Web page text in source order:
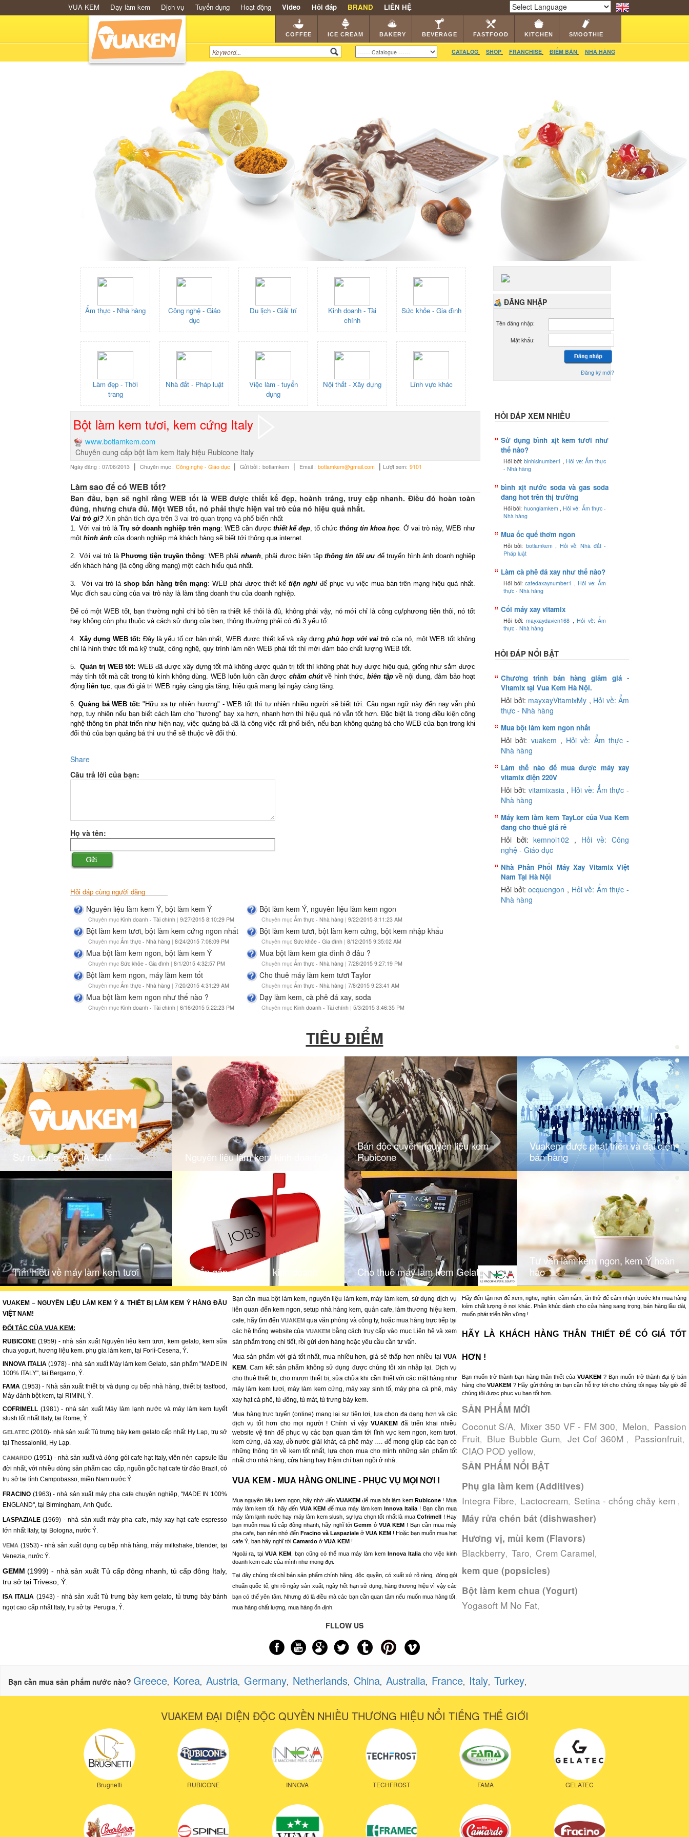
SHOP KEM NGON HẠT CAFE NHÀ HÀNG VIDEO HỎI ĐÁP LIÊN HỆ
VUA KEM Dạy làm kem Dịch vụ Tuyển dụng Hoạt động Video Hỏi đáp BRAND LIÊN HỆ
Powered by Translate
COFFEE ICE CREAM BAKERY BEVERAGE FASTFOOD KITCHEN SMOOTHIE
CATALOG SHOP FRANCHISE ĐIỂM BÁN NHÀ HÀNG
Ẩm thực - Nhà hàng
Công nghệ - Giáo
dục
Du lịch - Giải trí
Kinh doanh - Tài
chính
Sức khỏe - Gia đình
Làm đẹp - Thời
trang
Nhà đất - Pháp luật
Việc làm - tuyển
dụng
Nội thất - Xây dựng Lĩnh vực khác
ĐĂNG NHẬP
Tên đăng nhập:
Mật khẩu:
Đăng ký mới?
Bột làm kem tươi, kem cứng Italy
www.botlamkem.com
Chuyên cung cấp bột làm kem Italy hiệu Rubicone Italy
Ngày đăng : 07/06/2013 | Chuyên mục : Công nghệ - Giáo dục | Gửi bởi : botlamkem | Email : botlamkem@gmail.com | Lượt xem: 9101
Làm sao để có WEB tốt?
Ban đầu, bạn sẽ nghĩ rằng WEB tốt là WEB được thiết kế đẹp, hoành tráng, truy cập nhanh. Điều đó hoàn toàn
đúng, nhưng chưa đủ. Một WEB tốt, nó phải thực hiện vai trò của nó hiệu quả nhất.
Vai trò gì? Xin phân tích dựa trên 3 vai trò quan trọng và phổ biến nhất
1.
Với vai trò là Trụ sở doanh nghiệp trên mạng: WEB cần được thiết kế đẹp , tổ chức thông tin khoa học Ở vai trò này, WEB như
một hình ảnh của doanh nghiệp mà khách hàng sẽ biết tới thông qua internet.
2. Với vai trò làPhương tiện truyền thông: WEB phải nhanh, phải được biên tậpthông tin tối ưu để truyển hình ảnh doanh nghiệp
đến khách hàng (là cộng đồng mạng) một cách hiểu quả nhất.
3. Với vai trò làshop bán hàng trên mạng: WEB phải được thiết kếtiện nghiđể phục vụ việc mua bán trên mạng hiệu quả nhất.
Mục đích sau cùng của vai trò này là làm tăng doanh thu của doanh nghiệp.
Để có một WEB tốt, bạn thường nghỉ chỉ bỏ tiền ra thiết kế thôi là đủ, không phải vậy, nó mới chỉ là công cụ/phương tiện thôi, nó tốt
hay không còn phụ thuộc và cách sử dụng của bạn, thông thường phải có đủ 3 yếu tố:
4. Xây dựng WEB tốt: Đây là yếu tố cơ bản nhất, WEB được thiết kế và xây dựng phù hợp với vai trò của nó, một WEB tốt không
chỉ là hình thức tốt mà kỹ thuật, công nghệ, quy trình làm nên WEB phải tốt thì mới đảm bảo chất lượng WEB tốt.
5. Quản trị WEB tốt: WEB đã được xây dựng tốt mà không được quản trị tốt thì không phát huy được hiệu quả, giống như sắm được
máy tính tốt mà cất trong tủ kính không dùng. WEB luôn luôn cần được chăm chútvề hình thức,biên tậpvề nội dung, đảm bảo hoạt
động liên tục , qua đó giá trị WEB ngày càng gia tăng, hiệu quả mang lại ngày càng tăng.
6. Quảng bá WEB tốt: "Hữu xạ tự nhiên hương" - WEB tốt thì tự nhiên nhiều người sẽ biết tới. Câu ngạn ngữ này đến nay vẫn phù
hợp, tuy nhiên nếu bạn biết cách làm cho "hương" bay xa hơn, nhanh hơn thì hiệu quả nó vẫn tốt hơn. Đặc biệt là trong điều kiện công
nghệ thông tin phát triển như hiện nay, việc quảng bá đã là công việc rất phổ biến, nếu bạn không quảng bá cho WEB của bạn trong khi
đối thủ của bạn quảng bá thì ưu thế sẽ thuộc về đối thủ.
Share
Câu trả lời của bạn:
Họ và tên:
Hỏi đáp cùng người đăng
Nguyên liệu làm kem Ý, bột làm kem Ý
Chuyên mục Kinh doanh - Tài chính | 9/27/2015 8:10:29 PM
Bột làm kem Ý, nguyên liệu làm kem ngon
Chuyên mục Ẩm thực - Nhà hàng | 9/22/2015 8:11:23 AM
Bột làm kem tươi, bột làm kem cứng ngon nhất
Chuyên mục Ẩm thực - Nhà hàng | 8/24/2015 7:08:09 PM
Bột làm kem tươi, bột làm kem cứng, bột kem nhập khẩu
Chuyên mục Sức khỏe - Gia đình | 8/12/2015 9:35:02 AM
Mua bột làm kem ngon, bột làm kem Ý
Chuyên mục Sức khỏe - Gia đình | 8/1/2015 4:32:57 PM
Mua bột làm kem gia đình ở đâu ?
Chuyên mục Ẩm thực - Nhà hàng | 7/28/2015 9:27:19 PM
Bột làm kem ngon, máy làm kem tốt
Chuyên mục Ẩm thực - Nhà hàng | 7/20/2015 4:31:29 AM
Cho thuê máy làm kem tươi Taylor
Chuyên mục Ẩm thực - Nhà hàng | 7/8/2015 9:23:41 AM
Mua bột làm kem ngon như thế nào ?
Chuyên mục Kinh doanh - Tài chính | 6/16/2015 5:22:23 PM
Dạy làm kem, cà phê đá xay, soda
Chuyên mục Kinh doanh - Tài chính | 5/3/2015 3:46:35 PM
HỎI ĐÁP XEM NHIỀU
Sử dụng bình xịt kem tươi như
thế nào?
Hỏi bởi:binhisinumber1 ,Hỏi về: Ẩm thực
- Nhà hàng
bình xịt nước soda và gas soda
đang hot trên thị trường
Hỏi bởi: huonglamkem
Hỏi về: Ẩm thực -
Nhà hàng
Mua ốc quế thơm ngon
Hỏi bởi: botlamkem
Hỏi về: Nhà đất -
Pháp luật
Làm cà phê đá xay như thế nào?
Hỏi bởi: cafedaxaynumber1
Hỏi về: Ẩm
thực - Nhà hàng
Cối máy xay vitamix
Hỏi bởi: mayxaydavien168
Hỏi về: Ẩm
thực - Nhà hàng
HỎI ĐÁP NỔI BẬT
Chương trình bán hàng giảm giá -
Vitamix tại Vua Kem Hà Nội.
Hỏi bởi: mayxayVitamixMy , Hỏi về: Ẩm
thực - Nhà hàng
Mua bột làm kem ngon nhất
Hỏi bởi: vuakem , Hỏi về: Ẩm thực -
Nhà hàng
Làm thế nào để mua được máy xay
vitamix điện 220V
Hỏi bởi: vitamixasia , Hỏi về: Ẩm thực -
Nhà hàng
Máy kem làm kem TayLor của Vua Kem
đang cho thuê giá rẻ
Hỏi bởi:kemnoi102 , Hỏi về: Công
nghệ - Giáo dục
Nhà Phân Phối Máy Xay Vitamix Việt
Nam Tại Hà Nội
Hỏi bởi:ocquengon , Hỏi về: Ẩm thực -
Nhà hàng
TIÊU ĐIỂM
Sự ra đời của VUA KEM Nguyên liệu làm kem kinh doanh ?
Bán độc quyền nguyên liệu kem
Rubicone
Vuakem được phát triển và đại diện
bán hàng
Tìm hiểu về máy làm kem tươi Tuyển gấp nhân viên kinh doanh Cho thuê máy làm kem Gelato
Tư vấn làm kem ngon, kem Ý hoàn
hảo
VUAKEM – NGUYÊN LIỆU LÀM KEM Ý & THIẾT BỊ LÀM KEM Ý HÀNG ĐẦU
VIỆT NAM!
ĐỐI TÁC CỦA VUA KEM:
RUBICONE (1959) - nhà sản xuất Nguyên liệu kem tươi, kem gelato, kem sữa
chua yogurt, hương liệu kem. phụ gia làm kem, tại Forlì-Cesena, Ý.
INNOVA ITALIA (1978) - nhà sản xuất Máy làm kem Gelato, sản phẩm "MADE IN
100% ITALY", tại Bergamo, Ý.
FAMA (1953) - Nhà sản xuất thiết bị và dụng cụ bếp nhà hàng, thiết bị fastfood,
Máy đánh bột kem, tại RIMINI, Ý.
COFRIMELL (1981) - nhà sản xuất Máy làm lạnh nước và máy làm kem tuyết
slush tốt nhất Italy, tại Rome, Ý.
GELATEC (2010)- nhà sản xuất Tủ trưng bày kem gelato cấp nhất Hy Lạp, trụ sở
tại Thessaloniki, Hy Lạp.
CAMARDO (1951) - nhà sản xuất và đóng gói cafe hạt Italy, viên nén capsule lâu
đời nhất, với nhiều dòng sản phẩm cao cấp, nguồn gốc hạt cafe từ đảo Brazil, có
trụ sở tại tỉnh Campobasso, miền Nam nước Ý.
FRACINO (1963) - nhà sản xuất máy pha cafe chuyên nghiệp, "MADE IN 100%
ENGLAND", tại Birmingham, Anh Quốc.
LASPAZIALE (1969) - nhà sản xuất máy pha cafe, máy xay hạt cafe espresso
lớn nhất Italy, tại Bologna, nước Ý.
VEMA (1953) - nhà sản xuất dụng cụ bếp nhà hàng, máy milkshake, blender, tại
Venezia, nước Ý.
GEMM (1999) - nhà sản xuất Tủ cấp đông nhanh, tủ cấp đông Italy,
trụ sở tại Triveso, Ý.
ISA ITALIA (1943) - nhà sản xuất Tủ trưng bày kem gelato, tủ trưng bày bánh
ngọt cao cấp nhất Italy, trụ sở tại Perugia, Ý.
Bạn cần mua bột làm kem, nguyên liệu làm kem, máy làm kem, sử dụng dịch vụ
liên quan đến kem ngon, setup nhà hàng kem, quán cafe, làm thương hiệu kem,
cafe, hãy tìm đến VUAKEM qua văn phòng và công ty, hoặc mua hàng trực tiếp tại
các hệ thống website của VUAKEM bằng cách truy cấp vào mục Liên hệ và xem
sản phẩm trong chi tiết, rồi gửi đơn hàng hoặc yêu cầu cần tư vấn.
Mua sản phẩm với giá tốt nhất, mua nhiều hơn, giá sẽ thấp hơn nhiều tại VUA
KEM . Cam kết sản phẩm không sử dụng được chúng tôi xin nhập lại. Dịch vụ
cho thuê thiết bị, cho mượn thiết bị, sửa chữa khi cần thiết với các mặt hàng như
máy làm kem tươi, máy làm kem cứng, máy xay sinh tố, máy pha cà phê, máy
xay hạt cà phê, tủ đông, tủ mát, tủ trưng bày kem.
Mua hàng trực tuyến (online) mang lại sự tiện lợi, lựa chọn đa dạng hơn và các
dịch vụ tốt hơn cho mọi người ! Chính vì vậy VUAKEM đã triển khai nhiều
website vệ tinh để phục vụ các bạn quan tâm tới lĩnh vực kem ngon, kem tươi,
kem cứng, đá xay, đồ nước giải khát, cà phê máy …. để mong giúp các bạn có
những thông tin về kem tốt nhất, lựa chọn mua cho mình những sản phẩm tốt
nhất cho nhà hàng, cửa hàng hay thậm chí bạn ngồi ở nhà.
VUA KEM - MUA HÀNG ONLINE - PHỤC VỤ MỌI NƠI !
Mua nguyên liệu kem ngon, hãy nhớ đến VUAKEM để mua bột làm kem Rubicone ! Mua
máy làm kem tốt, hãy đến VUA KEM để mua máy làm kem Innova Italia ! Bạn cần mua
máy làm lạnh nước hay máy làm kem slush, sự lựa chọn tốt nhất là mua Cofrimell ! Hay
bạn muốn mua tủ cấp đông nhanh, hãy nghĩ tới Gemm ở VUA KEM ! Bạn cần mua máy
pha cafe, bạn nên nhớ đến Fracino và Laspaziale ở VUA KEM ! Hoặc bạn muốn mua hạt
cafe Ý, bạn hãy nghĩ tới Camardo ở VUA KEM !
Ngoài ra, tại VUA KEM , bạn cũng có thể mua máy làm kem Innova Italia cho việc kinh
doanh kem cafe của mình như mong đợi.
Tại đây chúng tôi chỉ bán sản phẩm chính hãng, độc quyền, có xuất xứ rõ ràng, đóng gói
chuẩn quốc tế, ghi rõ ngày sản xuất, ngày hết hạn sử dụng, hàng thương hiệu vì vậy các
bạn có thể yên tâm. Nhưng đó là điều mà các bạn cần quan tâm nếu muốn mua hàng tốt,
mua hàng chất lượng, mua hàng ổn định.
Hãy đến tận nơi để xem, nghe, nghìn, cầm nắm, ăn thử để cảm nhận trước khi mua hàng
kém chất lượng ở nơi khác. Phân khúc dành cho cửa hàng sang trọng, bán hàng lầu dài,
muốn phát triển bền vững !
HÃY LÀ KHÁCH HÀNG THÂN THIẾT ĐỂ CÓ GIÁ TỐT
HƠN !
Bạn muốn trở thành bạn hàng thân thiết của VUAKEM ? Bạn muốn trở thành đại lý bán
hàng cho VUAKEM ? Hãy gửi thông tin bạn cần hỗ trợ tới cho chúng tôi ngay bây giờ để
chúng tôi được phục vụ bạn tốt hơn.
SẢN PHẨM MỚI
Coconut S/A, Mixer 350 VF - FM 300, Melon, Passion
Fruit, Blue Bubble Gum, Jet Cof 360M , Passionfruit,
CIAO POD yellow,
SẢN PHẨM NỔI BẬT
Phụ gia làm kem (Additives)
Integra Fibre, Lactocream, Setina - chống chảy kem ,
Máy rửa chén bát (dishwasher)
Hương vị, mùi kem (Flavors)
Blackberry, Taro, Crem Caramel,
kem que (popsicles)
Bột làm kem chua (Yogurt)
Yogasoft M No Fat,
FLLOW US
Bạn cần mua sản phẩm nước nào? Greece, Korea, Austria, Germany, Netherlands, China, Australia, France, Italy, Turkey,
VUAKEM ĐẠI DIỆN ĐỘC QUYỀN NHIỀU THƯƠNG HIỆU NỔI TIẾNG THẾ GIỚI
Brugnetti RUBICONE INNOVA TECHFROST FAMA GELATEC